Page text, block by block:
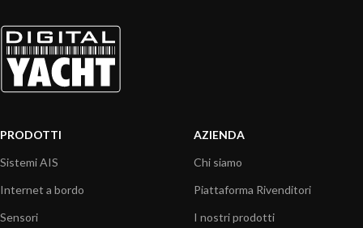
PRODOTTI
Sistemi AIS
Internet a bordo
Sensori
AZIENDA
Chi siamo
Piattaforma Rivenditori
I nostri prodotti